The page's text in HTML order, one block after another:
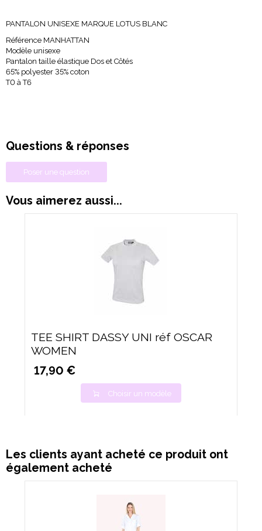
PANTALON UNISEXE MARQUE LOTUS BLANC
Référence MANHATTAN
Modèle unisexe
Pantalon taille élastique Dos et Côtés
65% polyester 35% coton
T0 à T6
Questions & réponses
Poser une question
Vous aimerez aussi...
TEE SHIRT DASSY UNI réf OSCAR
WOMEN
17,90 €
Choisir un modèle
Les clients ayant acheté ce produit ont
également acheté